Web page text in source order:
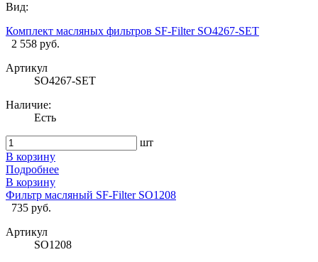
Вид:
Комплект масляных фильтров SF-Filter SO4267-SET
2 558 руб.
Артикул
SO4267-SET
Наличие:
Есть
шт
В корзину
Подробнее
В корзину
Фильтр масляный SF-Filter SO1208
735 руб.
Артикул
SO1208